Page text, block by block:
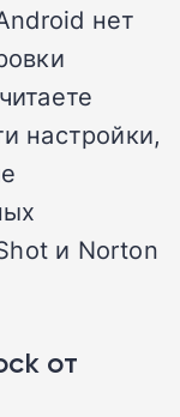
нет
настройки,
и Norton
от